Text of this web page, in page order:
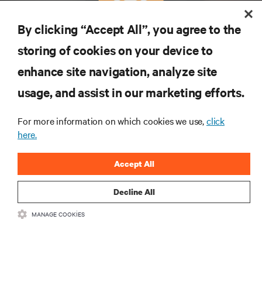
Teknolojideki en son trendleri öğrenmek için
abone olun
Veri merkezi ve altyapı yönetimine ilişkin en son
tartışmalar ve uzman görüşleri ile sektördeki en
önemli konular hakkında düzenli güncel bilgiler
By clicking “Accept All”, you agree to the
storing of cookies on your device to
enhance site navigation, analyze site
usage, and assist in our marketing efforts.
For more information on which cookies we use,click
here.
Decline All
Accept All
MANAGE COOKIES